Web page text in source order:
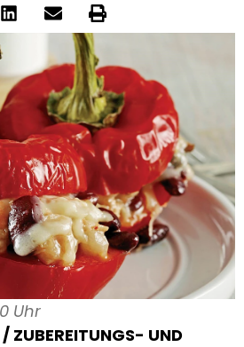
Uhr
ZUBEREITUNGS- UND